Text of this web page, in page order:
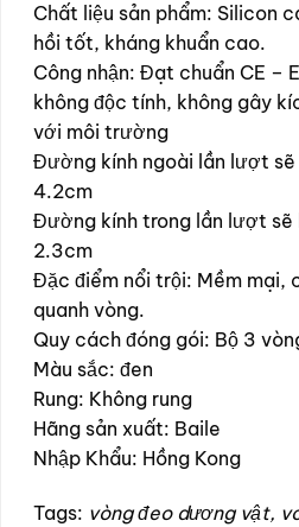
Chất liệu sản phẩm: Silicon
hồi tốt, kháng khuẩn cao.
Công nhận: Đạt chuẩn CE –
không độc tính, không gây
với môi trường
Đường kính ngoài lần lượt
4.2cm
Đường kính trong lần lượt sẽ
2.3cm
Đặc điểm nổi trội: Mềm mại,
quanh vòng.
Quy cách đóng gói: Bộ 3
Màu sắc: đen
Rung: Không rung
Hãng sản xuất: Baile
Nhập Khẩu: Hồng Kong
Tags: vòng đeo dương vật,